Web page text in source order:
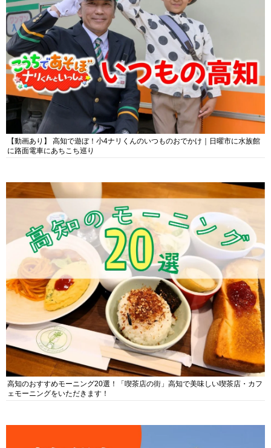
【動画あり】 高知で遊ぼ！小4ナリくんのいつものおでかけ｜日曜市に水族館
に路面電車にあちこち巡り
高知のおすすめモーニング20選！「喫茶店の街」高知で美味しい喫茶店・カフ
ェモーニングをいただきます！